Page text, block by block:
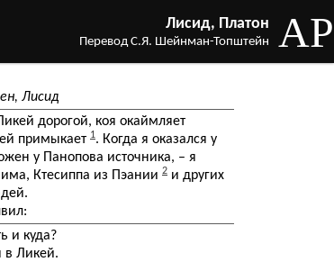
Лисид, Платон
Перевод С.Я. Шейнман-Топштейн AP
Лисид
дорогой, коя окаймляет
примыкает 1. Когда я оказался у
у Панопова источника, – я
Ктесиппа из Пэании 2 и других
и куда?
в Ликей.